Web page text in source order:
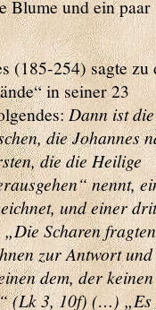
Blume und ein paar
(185-254) sagte zu
in seiner 23
Dann ist die
die Johannes
die die Heilige
nennt,
und einer
Scharen fragten
zur Antwort und
dem, der
(Lk 3, 10f) (…) „Es